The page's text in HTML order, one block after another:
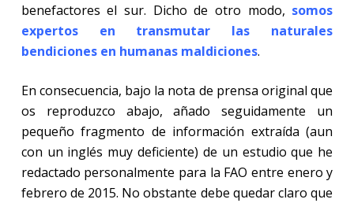
benefactores el sur. Dicho de otro modo, somos
expertos en transmutar las naturales
bendiciones en humanas maldiciones.
En consecuencia, bajo la nota de prensa original que
os reproduzco abajo, añado seguidamente un
pequeño fragmento de información extraída (aun
con un inglés muy deficiente) de un estudio que he
redactado personalmente para la FAO entre enero y
febrero de 2015. No obstante debe quedar claro que